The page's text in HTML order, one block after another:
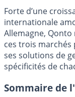
Forte d’une
internationale
Allemagne,
ces trois
ses solutions de
spécificités de
Sommaire de